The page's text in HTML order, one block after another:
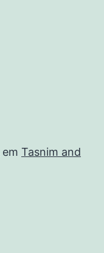
em Tasnim and